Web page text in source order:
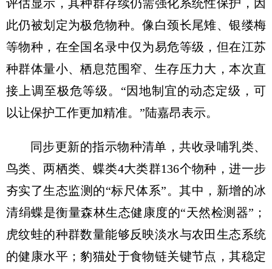
评估显示，其种群存续仍需强化系统性保护，因
此仍被划定为极危物种。像白颈长尾雉、银缕梅
等物种，在全国名录中仅为易危等级，但在江苏
种群体量小、栖息范围窄、生存压力大，本次直
接上调至极危等级。“因地制宜的动态定级，可
以让保护工作更加精准。”陆嘉昂表示。
同步更新的指示物种清单，共收录哺乳类、
鸟类、两栖类、蝶类4大类群136个物种，进一步
夯实了生态监测的“标尺体系”。其中，新增的冰
清绢蝶是衡量森林生态健康度的“天然检测器”；
虎纹蛙的种群数量能够反映淡水与农田生态系统
的健康水平；豹猫处于食物链关键节点，其稳定